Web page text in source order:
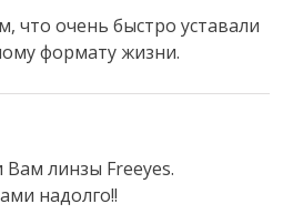
что очень быстро уставали
формату жизни.
Вам линзы Freeyes.
надолго!!